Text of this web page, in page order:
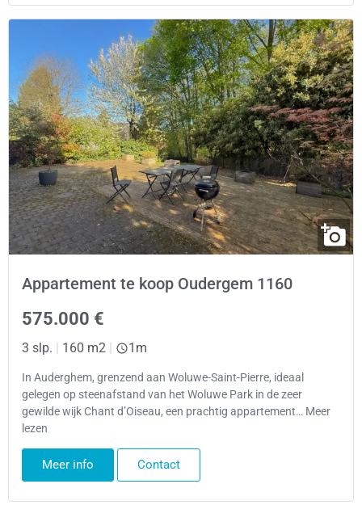
Appartement te koop Oudergem 1160
575.000 €
3 slp. | 160 m2 | 1m
In Auderghem, grenzend aan Woluwe-Saint-Pierre, ideaal
gelegen op steenafstand van het Woluwe Park in de zeer
gewilde wijk Chant d’Oiseau, een prachtig appartement… Meer
lezen
Meer info Contact